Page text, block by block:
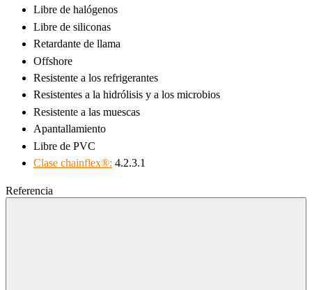
Libre de halógenos
Libre de siliconas
Retardante de llama
Offshore
Resistente a los refrigerantes
Resistentes a la hidrólisis y a los microbios
Resistente a las muescas
Apantallamiento
Libre de PVC
Clase chainflex®: 4.2.3.1
Referencia